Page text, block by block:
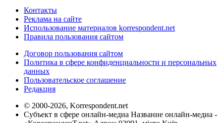
Контакты
Реклама на сайте
Использование материалов korrespondent.net
Правила пользования сайтом
Договор пользования сайтом
Политика в сфере конфиденциальности и персональных
данных
Пользовательское соглашение
Редакция
© 2000-2026, Korrespondent.net
Субъект в сфере онлайн-медиа Название онлайн-медиа -